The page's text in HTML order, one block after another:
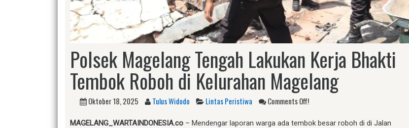
Polsek Magelang Tengah Lakukan Kerja Bhakti
Tembok Roboh di Kelurahan Magelang
Oktober 18, 2025 Tulus Widodo Lintas Peristiwa Comments Off!
MAGELANG_WARTAINDONESIA.co – Mendengar laporan warga ada tembok besar roboh di di Jalan